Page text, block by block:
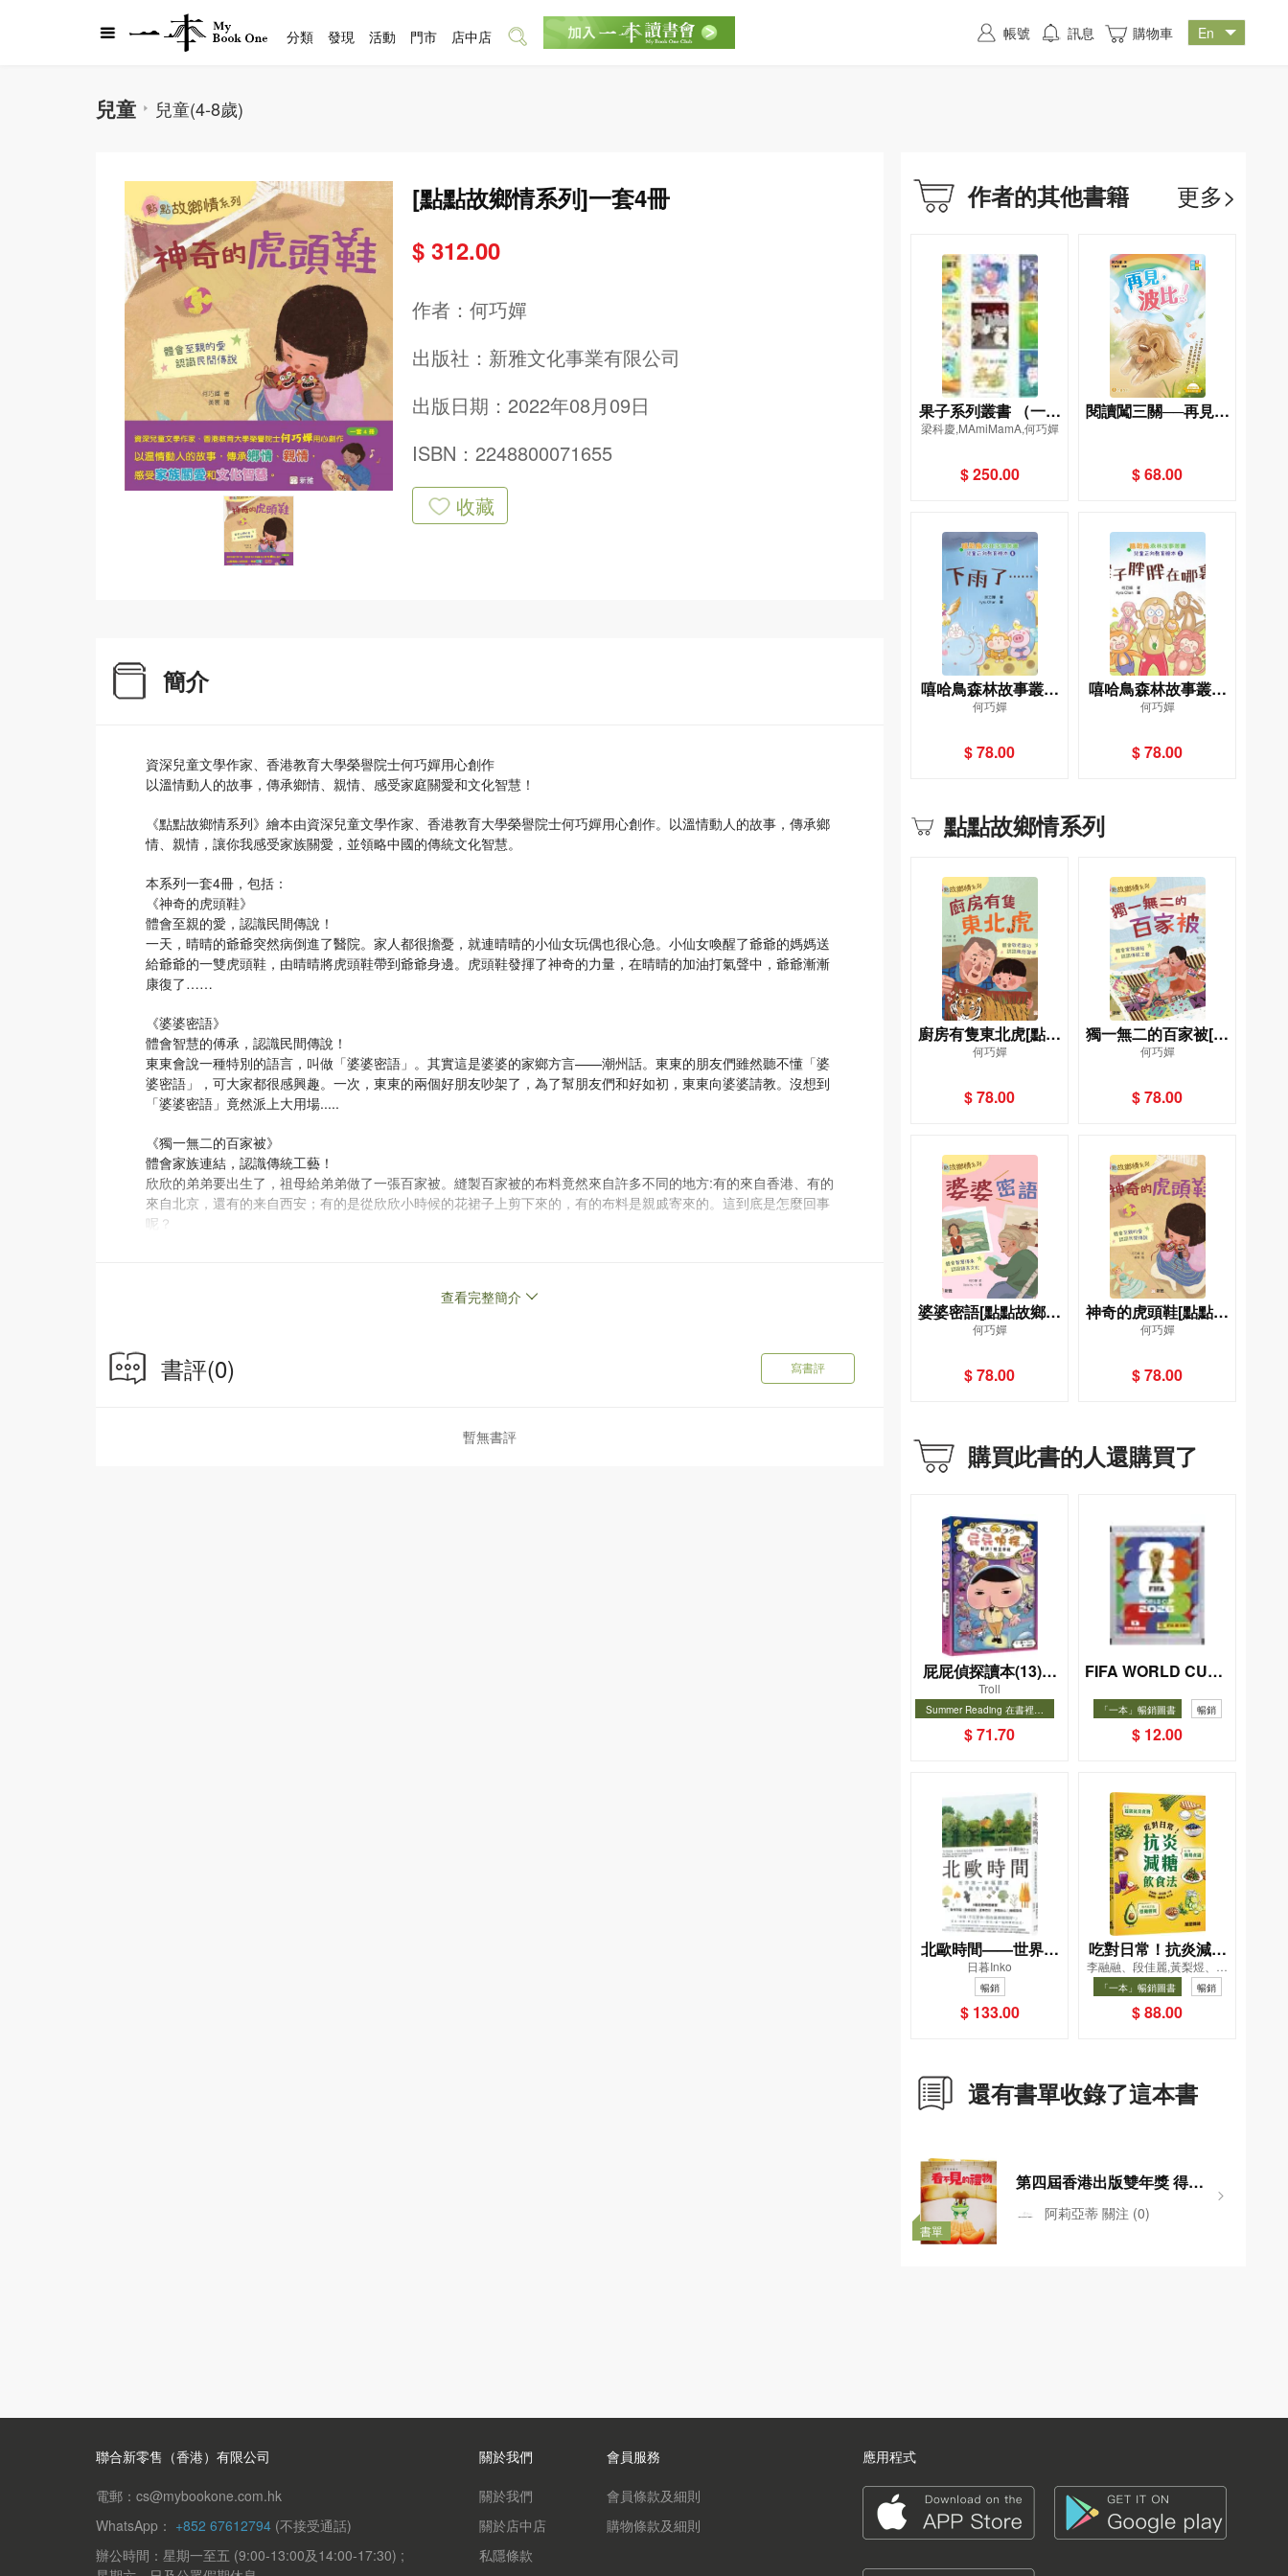
兒童 兒童(4-8歲)
[點點故鄉情系列]一套4冊
$ 312.00
作者： 何巧嬋
出版社： 新雅文化事業有限公司
出版日期：2022年08月09日
ISBN：2248800071655
收藏
簡介
資深兒童文學作家、香港教育大學榮譽院士何巧嬋用心創作
以溫情動人的故事，傳承鄉情、親情、感受家庭關愛和文化智慧！
《點點故鄉情系列》繪本由資深兒童文學作家、香港教育大學榮譽院士何巧嬋用心創作。以溫情動人的故事，傳承鄉
情、親情，讓你我感受家族關愛，並領略中國的傳統文化智慧。
本系列一套4冊，包括：
《神奇的虎頭鞋》
體會至親的愛，認識民間傳說！
一天，晴晴的爺爺突然病倒進了醫院。家人都很擔憂，就連晴晴的小仙女玩偶也很心急。小仙女喚醒了爺爺的媽媽送
給爺爺的一雙虎頭鞋，由晴晴將虎頭鞋帶到爺爺身邊。虎頭鞋發揮了神奇的力量，在晴晴的加油打氣聲中，爺爺漸漸
康復了……
《婆婆密語》
體會智慧的傅承，認識民間傳說！
東東會說一種特別的語言，叫做「婆婆密語」。其實這是婆婆的家鄉方言——潮州話。東東的朋友們雖然聽不懂「婆
婆密語」，可大家都很感興趣。一次，東東的兩個好朋友吵架了，為了幫朋友們和好如初，東東向婆婆請教。沒想到
「婆婆密語」竟然派上大用場.....
《獨一無二的百家被》
體會家族連結，認識傳統工藝！
欣欣的弟弟要出生了，祖母給弟弟做了一張百家被。縫製百家被的布料竟然來自許多不同的地方:有的來自香港、有的
來自北京，還有的来自西安；有的是從欣欣小時候的花裙子上剪下來的，有的布料是親戚寄來的。這到底是怎麼回事
呢？
廚房裏的食物常常不翼而飛，思齊的外婆對此很是苦惱。可除了外婆，大家好像都知道食物去了哪裏。聽說是一隻老
查看完整簡介
書評(0) 寫書評
暫無書評
作者的其他書籍 更多>
果子系列叢書 （一套
九本）
梁科慶,MAmiMamA,何巧嬋
$ 250.00
閱讀闖三關──再見，
$ 68.00
嘻哈鳥森林故事叢書
兒童正向教育繪本4：
何巧嬋
$ 78.00
嘻哈鳥森林故事叢書
兒童正向教育繪本3：
何巧嬋
$ 78.00
點點故鄉情系列
廚房有隻東北虎[點點
故鄉情系列]
何巧嬋
$ 78.00
獨一無二的百家被[點
點故鄉情系列]
何巧嬋
$ 78.00
婆婆密語[點點故鄉情
系列]
何巧嬋
$ 78.00
神奇的虎頭鞋[點點故
鄉情系列]
何巧嬋
$ 78.00
購買此書的人還購買了
屁屁偵探讀本(13)－
－對決！怪盜學院
（星星篇）
Troll
Summer Reading 在書裡度
選圖書67折
暢銷
$ 71.70
FIFA WORLD CUP 2
貼紙包）
「一本」暢銷圖書 暢銷
$ 12.00
北歐時間——世界第
一幸福國度教會我的
事
日暮Inko
暢銷
$ 133.00
吃對日常！抗炎減糖
飲食法
李融融、段佳麗,黃梨煜、顧
凱辰
「一本」暢銷圖書 暢銷
$ 88.00
還有書單收錄了這本書
書單
第四屆香港出版雙年獎 得獎
作品名單-兒童及青少年
阿莉亞蒂 關注 (0)
分類 發現 活動 門市 店中店 帳號 訊息 購物車
聯合新零售（香港）有限公司
電郵：cs@mybookone.com.hk
WhatsApp： +852 67612794 (不接受通話)
辦公時間：星期一至五 (9:00-13:00及14:00-17:30) ;
關於我們
關於我們
關於店中店
私隱條款
會員服務
會員條款及細則
購物條款及細則
應用程式